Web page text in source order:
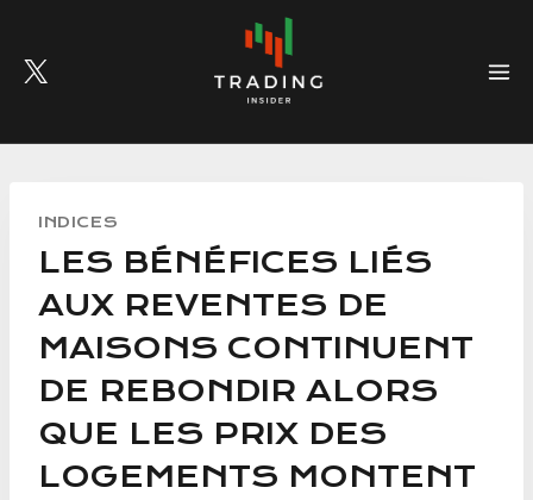
content
INDICES
LES BÉNÉFICES LIÉS
AUX REVENTES DE
MAISONS CONTINUENT
DE REBONDIR ALORS
QUE LES PRIX DES
LOGEMENTS MONTENT